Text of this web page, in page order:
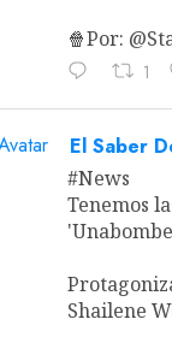
🍿Por:
1
El Saber
#News
Tenemos
Shailene